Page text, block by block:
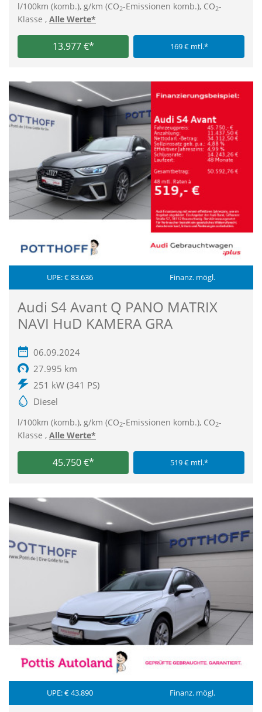
l/100km (komb.), g/km (CO2-Emissionen komb.), CO2-
Klasse , Alle Werte*
13.977 €* 169 € mtl.*
UPE: € 83.636 Finanz. mögl.
Audi S4 Avant Q PANO MATRIX
NAVI HuD KAMERA GRA
06.09.2024
27.995 km
251 kW (341 PS)
Diesel
l/100km (komb.), g/km (CO2-Emissionen komb.), CO2-
Klasse , Alle Werte*
45.750 €* 519 € mtl.*
UPE: € 43.890 Finanz. mögl.